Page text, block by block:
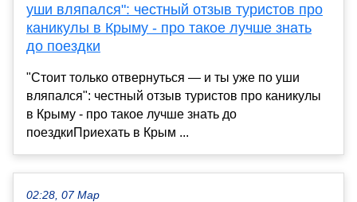
уши вляпался": честный отзыв туристов про
каникулы в Крыму - про такое лучше знать
до поездки
"Стоит только отвернуться — и ты уже по уши
вляпался": честный отзыв туристов про каникулы
в Крыму - про такое лучше знать до
поездкиПриехать в Крым ...
02:28, 07 Мар